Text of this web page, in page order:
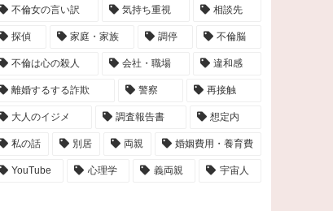
不倫女の言い訳 気持ち重視 相談先
探偵 家庭・家族 調停 不倫脳
不倫は心の殺人 会社・職場 違和感
離婚するする詐欺 警察 再接触
大人のイジメ 調査報告書 想定内
私の話 別居 両親 婚姻費用・養育費
YouTube 心理学 義両親 宇宙人